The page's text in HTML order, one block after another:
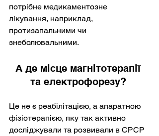
потрібне медикаментозне
лікування, наприклад,
протизапальними чи
знеболювальними.
А де місце магнітотерапії
та електрофорезу?
Це не є реабілітацією, а апаратною
фізіотерапією, яку так активно
досліджували та розвивали в СРСР